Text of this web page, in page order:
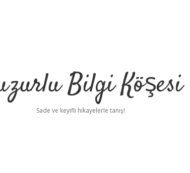
Bilgi Köşesi
Sade ve keyifli hikayelerle tanış!